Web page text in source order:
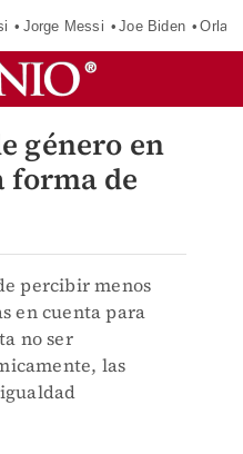
Jorge Messi Joe Biden
género en
forma de
percibir menos
en cuenta para
no ser
las